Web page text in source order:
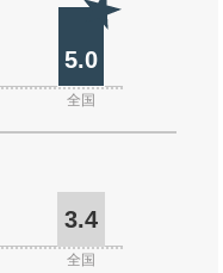
5.0
全国
3.4
全国